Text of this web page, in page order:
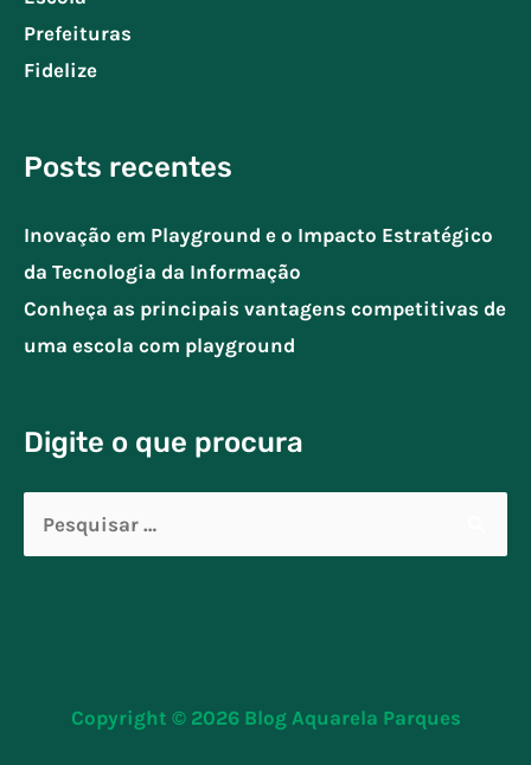
Prefeituras
Fidelize
Posts recentes
Inovação em Playground e o Impacto Estratégico
da Tecnologia da Informação
Conheça as principais vantagens competitivas de
uma escola com playground
Digite o que procura
Copyright © 2026 Blog Aquarela Parques